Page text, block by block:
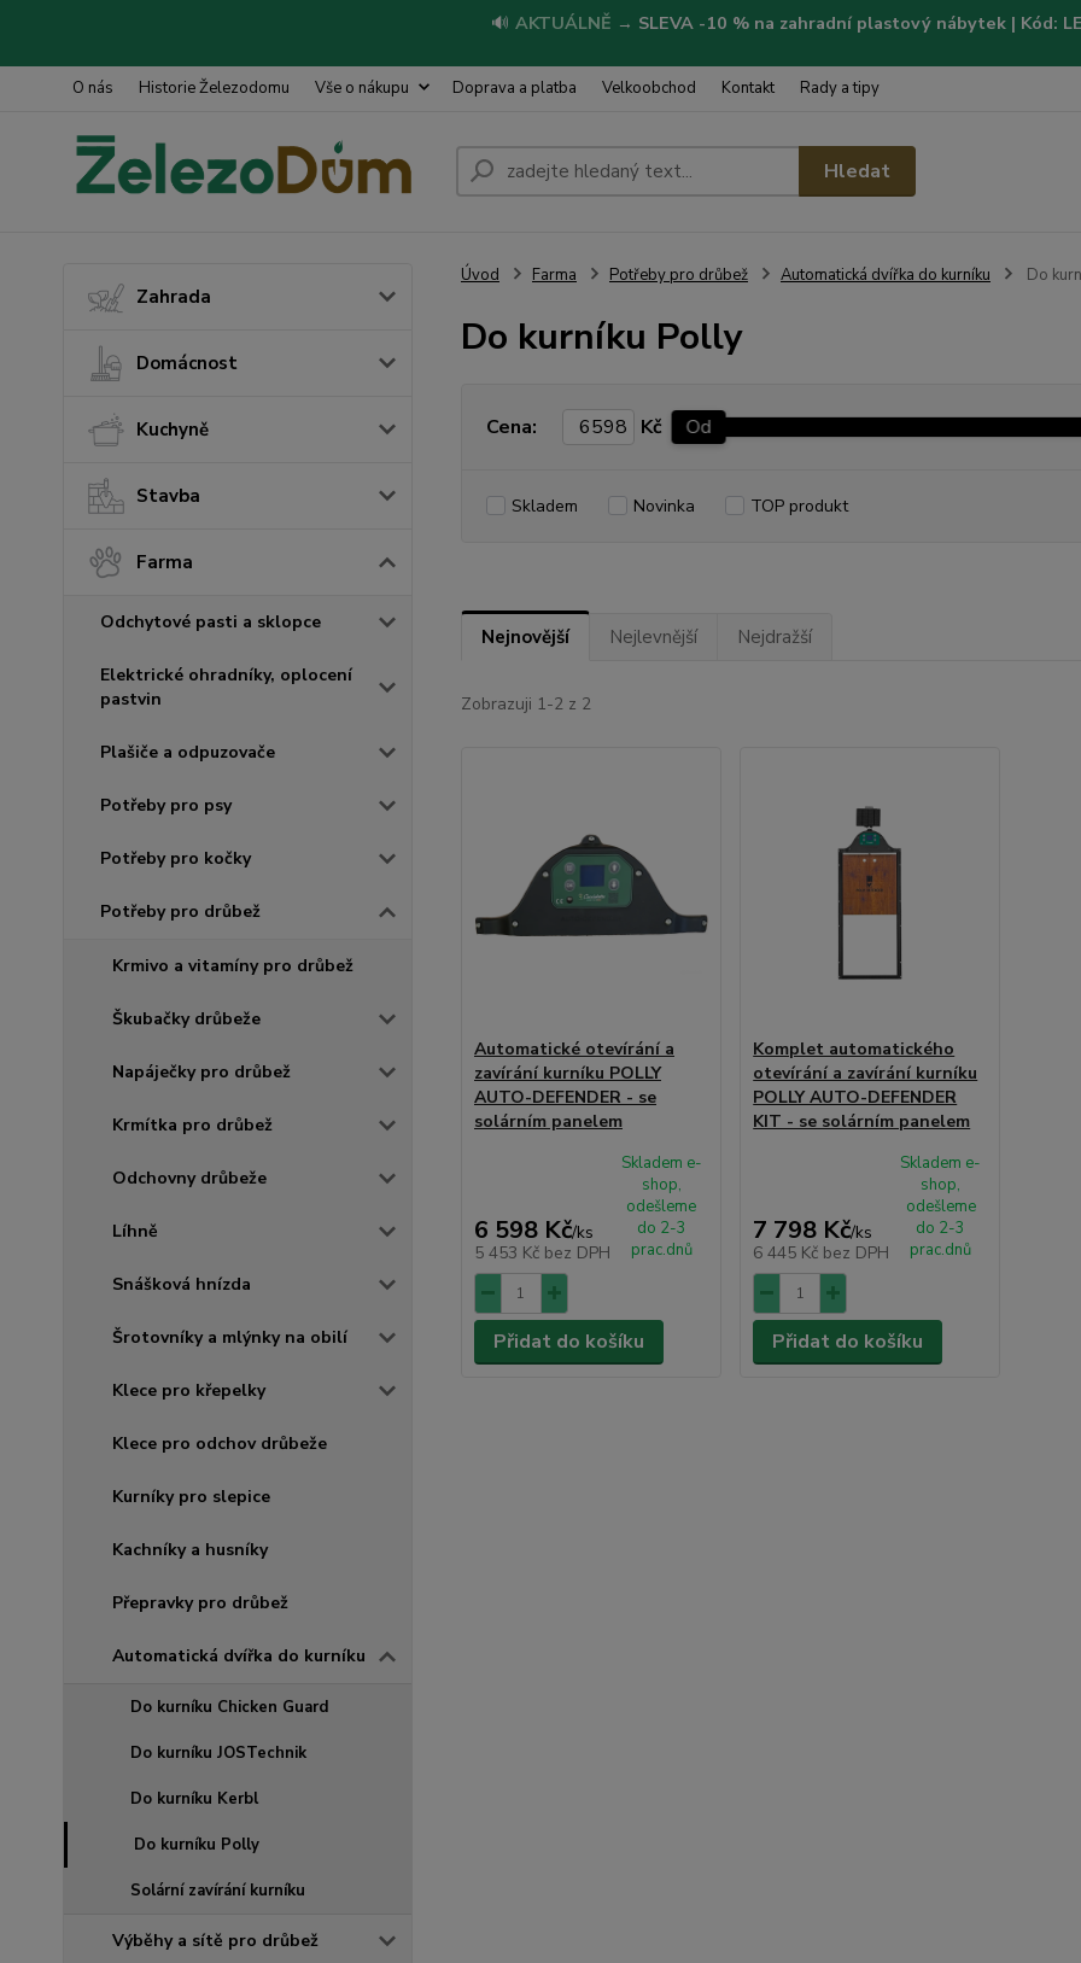
🔊 AKTUÁLNĚ → SLEVA -10 % na zahradní plastový nábytek | Kód:
O nás Historie Železodomu Vše o nákupu Doprava a platba Velkoobchod Kontakt Rady a tipy
Hledat
Zahrada
Domácnost
Kuchyně
Stavba
Farma
Odchytové pasti a sklopce
Elektrické ohradníky, oplocení
pastvin
Plašiče a odpuzovače
Potřeby pro psy
Potřeby pro kočky
Potřeby pro drůbež
Krmivo a vitamíny pro drůbež
Škubačky drůbeže
Napáječky pro drůbež
Krmítka pro drůbež
Odchovny drůbeže
Líhně
Snášková hnízda
Šrotovníky a mlýnky na obilí
Klece pro křepelky
Klece pro odchov drůbeže
Kurníky pro slepice
Kachníky a husníky
Přepravky pro drůbež
Automatická dvířka do kurníku
Do kurníku Chicken Guard
Do kurníku JOSTechnik
Do kurníku Kerbl
Do kurníku Polly
Solární zavírání kurníku
Výběhy a sítě pro drůbež
Úvod Farma Potřeby pro drůbež Automatická dvířka do kurníku Do
Do kurníku Polly
Cena: Kč Od
Skladem Novinka TOP produkt
Nejnovější Nejlevnější Nejdražší
Zobrazuji 1-2 z 2
Automatické otevírání a
zavírání kurníku POLLY
AUTO-DEFENDER - se
solárním panelem
6 598 Kč/ks
5 453 Kč bez DPH
Skladem e-
shop,
odešleme
do 2-3
prac.dnů
Přidat do košíku
Komplet automatického
otevírání a zavírání kurníku
POLLY AUTO-DEFENDER
KIT - se solárním panelem
7 798 Kč/ks
6 445 Kč bez DPH
Skladem e-
shop,
odešleme
do 2-3
prac.dnů
Přidat do košíku